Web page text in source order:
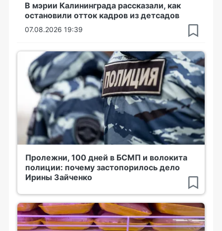
В мэрии Калининграда рассказали, как
остановили отток кадров из детсадов
07.08.2026 19:39
Пролежни, 100 дней в БСМП и волокита
полиции: почему застопорилось дело
Ирины Зайченко